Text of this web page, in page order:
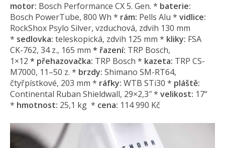
motor: Bosch Performance CX 5. Gen. * baterie:
Bosch PowerTube, 800 Wh * rám: Pells Alu * vidlice:
RockShox Psylo Silver, vzduchová, zdvih 130 mm
* sedlovka: teleskopická, zdvih 125 mm * kliky: FSA
CK-762, 34 z., 165 mm * řazení: TRP Bosch,
1×12 * přehazovačka: TRP Bosch * kazeta: TRP CS-
M7000, 11–50 z. * brzdy: Shimano SM-RT64,
čtyřpístkové, 203 mm * ráfky: WTB STi30 * pláště:
Continental Ruban Shieldwall, 29×2,3″ * velikost: 17“
* hmotnost: 25,1 kg * cena: 114 990 Kč